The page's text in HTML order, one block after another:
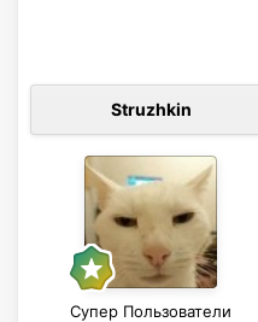
Struzhkin
Супер Пользователи